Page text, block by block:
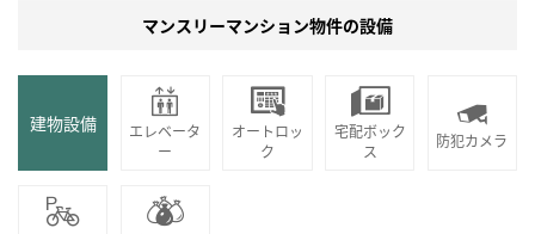
マンスリーマンション物件の設備
建物設備
エレベータ
ー
オートロッ
ク
宅配ボック
ス
防犯カメラ